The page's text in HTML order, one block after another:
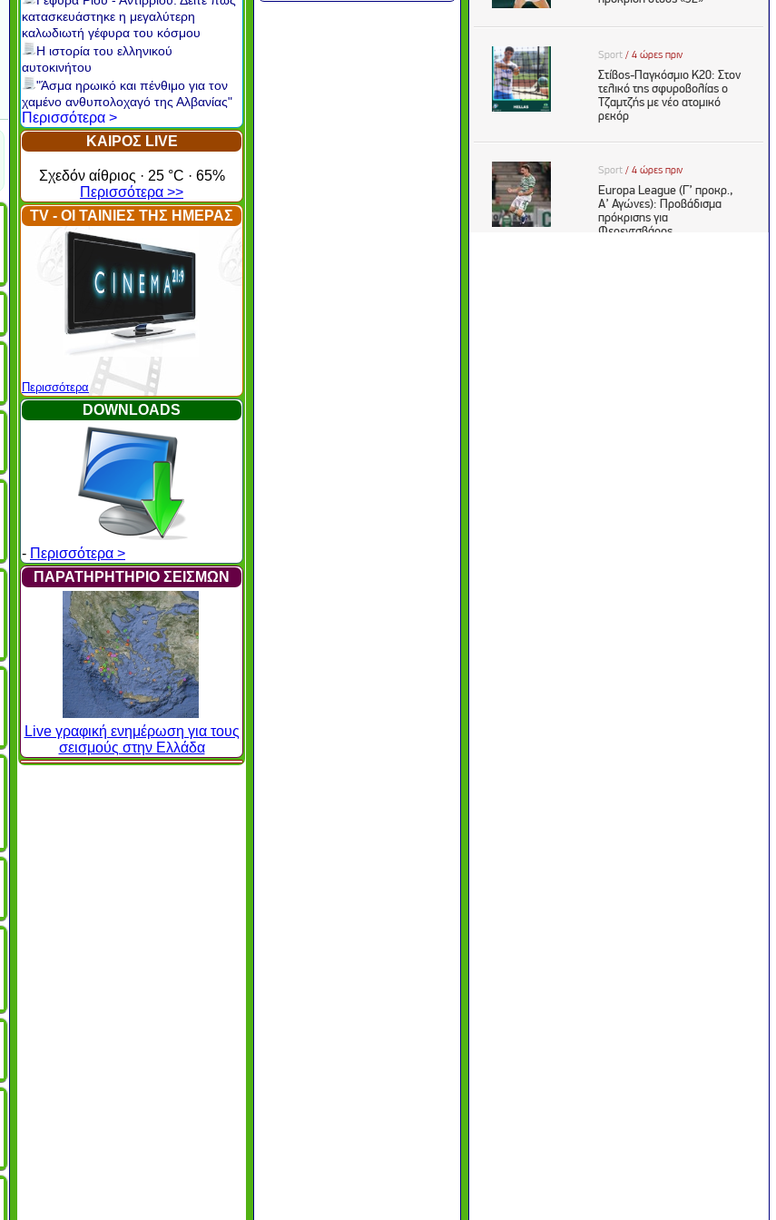
κατασκευάστηκε η μεγαλύτερη
καλωδιωτή γέφυρα του κόσμου
Η ιστορία του ελληνικού
αυτοκινήτου
"Άσμα ηρωικό και πένθιμο για τον
χαμένο ανθυπολοχαγό της Αλβανίας"
Περισσότερα >
ΚΑΙΡΟΣ LIVE
Σχεδόν αίθριος · 25 °C · 65%
Περισσότερα >>
TV - ΟΙ ΤΑΙΝΙΕΣ ΤΗΣ ΗΜΕΡΑΣ
Περισσότερα
DOWNLOADS
- Περισσότερα >
ΠΑΡΑΤΗΡΗΤΗΡΙΟ ΣΕΙΣΜΩΝ
Live γραφική ενημέρωση για τους
σεισμούς στην Ελλάδα